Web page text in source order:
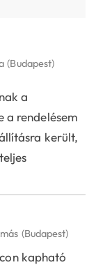
(Budapest)
a
a rendelésem
került,
(Budapest)
kapható